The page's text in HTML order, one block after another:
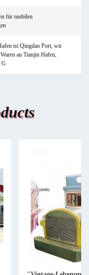
für mobilen
ist Qingdao Port, wir
an Tianjin Hafen,
G